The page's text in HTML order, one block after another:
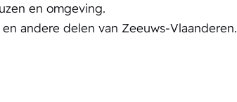
en omgeving.
andere delen van Zeeuws-Vlaanderen.